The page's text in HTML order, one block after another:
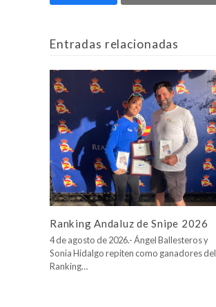
Entradas relacionadas
Ranking Andaluz de Snipe 2026
4 de agosto de 2026.- Ángel Ballesteros y
Sonia Hidalgo repiten como ganadores del
Ranking…